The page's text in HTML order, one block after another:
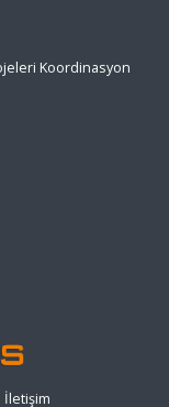
Koordinasyon
İletişim